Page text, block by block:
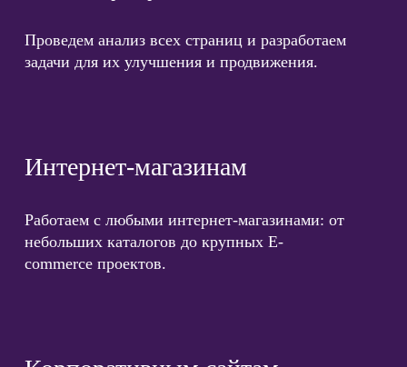
Проведем анализ всех страниц и разработаем
задачи для их улучшения и продвижения.
Интернет-магазинам
Работаем с любыми интернет-магазинами: от
небольших каталогов до крупных E-
commerce проектов.